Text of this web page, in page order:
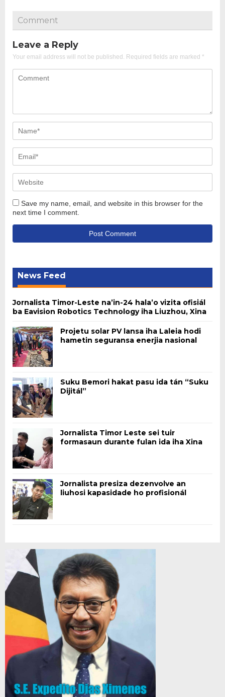
Comment
Leave a Reply
Your email address will not be published. Required fields are marked *
Save my name, email, and website in this browser for the
next time I comment.
News Feed
Jornalista Timor-Leste na’in-24 hala’o vizita ofisiál
ba Eavision Robotics Technology iha Liuzhou, Xina
Projetu solar PV lansa iha Laleia hodi
hametin seguransa enerjia nasional
Suku Bemori hakat pasu ida tán “Suku
Dijitál”
Jornalista Timor Leste sei tuir
formasaun durante fulan ida iha Xina
Jornalista presiza dezenvolve an
liuhosi kapasidade ho profisionál